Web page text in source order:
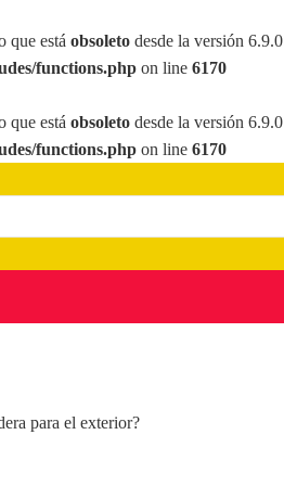
que está obsoleto desde la versión
functions.php on line 6170
que está obsoleto desde la versión
functions.php on line 6170
para el exterior?